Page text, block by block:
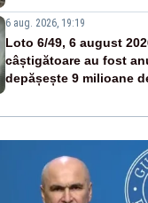
6 aug. 2026, 19:19
Loto 6/49, 6 august
câștigătoare au fost
depășește 9 milioane